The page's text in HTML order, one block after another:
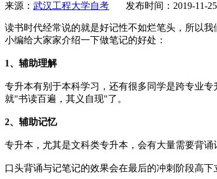
来源： 武汉工程大学自考 发布时间：2019-
读书时代经常说的就是好记性不如烂笔头，所以
小编给大家家介绍一下做笔记的好处：
1、辅助理解
专升本有别于本科学习，还有很多同学是跨专业
就"书读百遍，其义自现"了。
2、辅助记忆
专升本，尤其是文科类专升本，会有大量需要背
口头背诵与记笔记的效果会在最后的冲刺阶段高